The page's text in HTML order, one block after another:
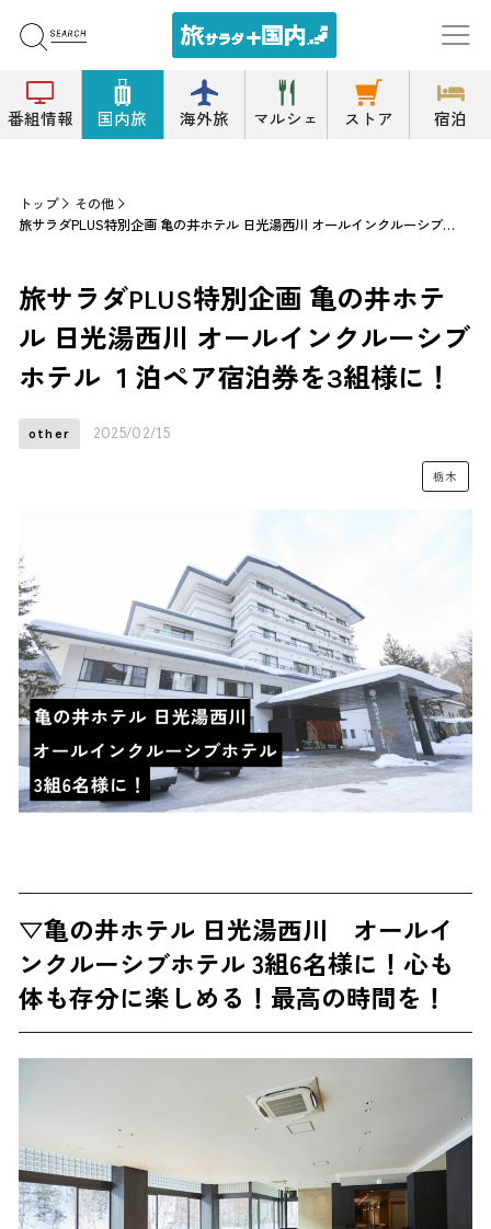
番組情報 国内旅 海外旅 マルシェ ストア 宿泊
トップ
その他
旅サラダPLUS特別企画 亀の井ホテル 日光湯西川 オールインクルーシブホテル １泊ペア宿泊券を3組様に！
旅サラダPLUS特別企画 亀の井ホテ
ル 日光湯西川 オールインクルーシブ
ホテル １泊ペア宿泊券を3組様に！
other 2025/02/15
栃木
▽亀の井ホテル 日光湯西川 オールイ
ンクルーシブホテル 3組6名様に！心も
体も存分に楽しめる！最高の時間を！